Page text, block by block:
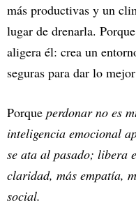
más productivas y un
lugar de drenarla.
aligera él: crea un
seguras para dar lo
Porque perdonar no es
inteligencia emocional
se ata al pasado; libera
claridad, más empatía,
social.